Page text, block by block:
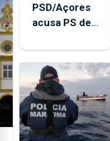
PSD/Açores
acusa PS de
contraditória"
sobre
evolução
turística